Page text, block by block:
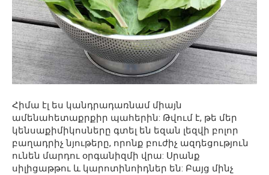
Հիմա էլ ես կանդրադառնամ միայն
ամենահետաքրքիր պահերին: Թվում է, թե մեր
կենսաքիմիկոսները գտել են եզան լեզվի բոլոր
բաղադրիչ նյութերը, որոնք բուժիչ ազդեցություն
ունեն մարդու օրգանիզմի վրա: Սրանք
սիլիցաթթու և կարոտինոիդներ են: Բայց մինչ